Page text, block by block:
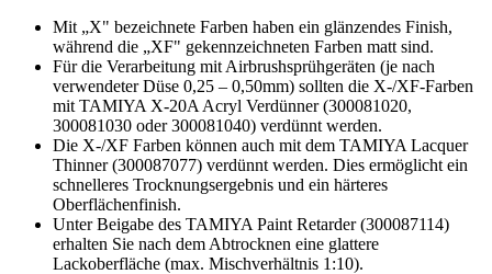
Mit „X" bezeichnete Farben haben ein glänzendes Finish,
während die „XF" gekennzeichneten Farben matt sind.
Für die Verarbeitung mit Airbrushsprühgeräten (je nach
verwendeter Düse 0,25 – 0,50mm) sollten die X-/XF-Farben
mit TAMIYA X-20A Acryl Verdünner (300081020,
300081030 oder 300081040) verdünnt werden.
Die X-/XF Farben können auch mit dem TAMIYA Lacquer
Thinner (300087077) verdünnt werden. Dies ermöglicht ein
schnelleres Trocknungsergebnis und ein härteres
Oberflächenfinish.
Unter Beigabe des TAMIYA Paint Retarder (300087114)
erhalten Sie nach dem Abtrocknen eine glattere
Lackoberfläche (max. Mischverhältnis 1:10).